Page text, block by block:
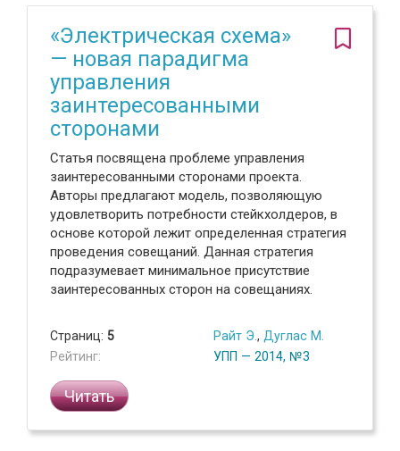
«Электрическая схема»
— новая парадигма
управления
заинтересованными
сторонами
Статья посвящена проблеме управления
заинтересованными сторонами проекта.
Авторы предлагают модель, позволяющую
удовлетворить потребности стейкхолдеров, в
основе которой лежит определенная стратегия
проведения совещаний. Данная стратегия
подразумевает минимальное присутствие
заинтересованных сторон на совещаниях.
Страниц: 5
Рейтинг:
Райт Э. , Дуглас М.
УПП — 2014, №3
Читать